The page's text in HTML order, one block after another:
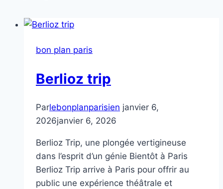
bon plan paris
Berlioz trip
Parlebonplanparisien janvier 6,
2026janvier 6, 2026
Berlioz Trip, une plongée vertigineuse
dans l’esprit d’un génie Bientôt à Paris
Berlioz Trip arrive à Paris pour offrir au
public une expérience théâtrale et